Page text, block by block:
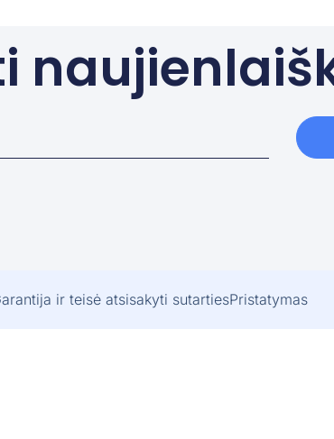
ir teisė atsisakyti sutartiesPristatymas